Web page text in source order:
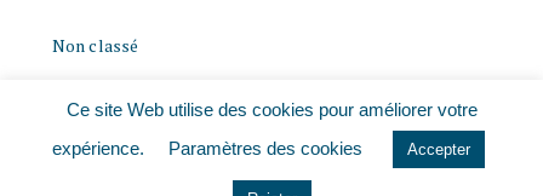
Non classé
quizz
Ce site Web utilise des cookies pour améliorer votre
expérience.
Paramètres des cookies Accepter